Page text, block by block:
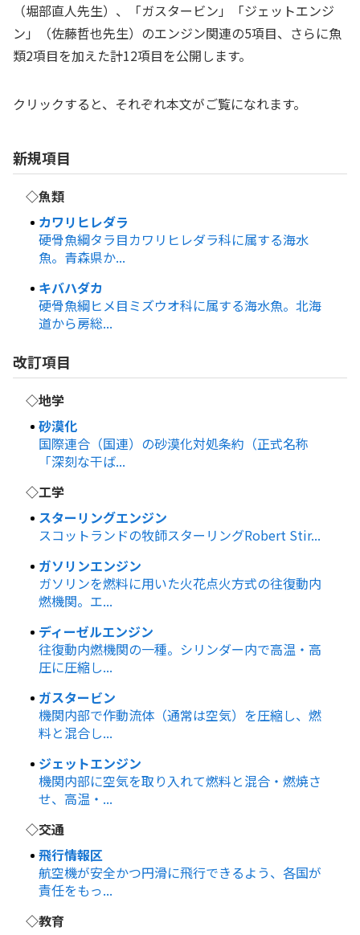
（堀部直人先生）、「ガスタービン」「ジェットエンジ
ン」（佐藤哲也先生）のエンジン関連の5項目、さらに魚
類2項目を加えた計12項目を公開します。
クリックすると、それぞれ本文がご覧になれます。
新規項目
◇魚類
カワリヒレダラ
硬骨魚綱タラ目カワリヒレダラ科に属する海水
魚。青森県か...
キバハダカ
硬骨魚綱ヒメ目ミズウオ科に属する海水魚。北海
道から房総...
改訂項目
◇地学
砂漠化
国際連合（国連）の砂漠化対処条約（正式名称
「深刻な干ば...
◇工学
スターリングエンジン
スコットランドの牧師スターリングRobert Stir...
ガソリンエンジン
ガソリンを燃料に用いた火花点火方式の往復動内
燃機関。エ...
ディーゼルエンジン
往復動内燃機関の一種。シリンダー内で高温・高
圧に圧縮し...
ガスタービン
機関内部で作動流体（通常は空気）を圧縮し、燃
料と混合し...
ジェットエンジン
機関内部に空気を取り入れて燃料と混合・燃焼さ
せ、高温・...
◇交通
飛行情報区
航空機が安全かつ円滑に飛行できるよう、各国が
責任をもっ...
◇教育